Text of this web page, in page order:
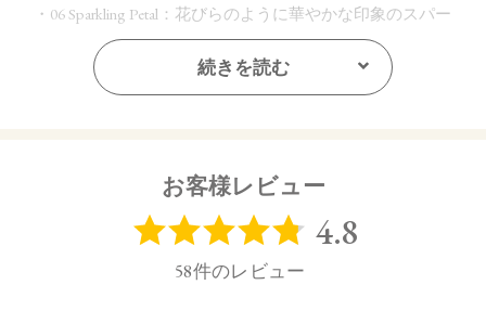
・06 Sparkling Petal：花びらのように華やかな印象のスパー
クリングピンク
・07 Dazzling Sugar：繊細なカラーパールが瞬く間に輝き
を増すダズリングゴールド
指先またはお手持ちのチップやブラシで適量をとり、まぶた
続きを読む
お客様レビュー